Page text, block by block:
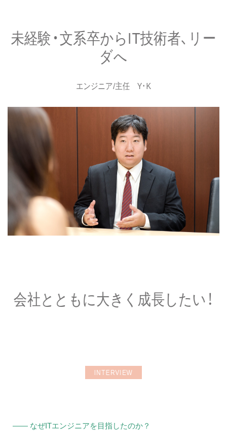
未経験・文系卒からIT技術者、リー
ダへ
エンジニア/主任 Y･K
会社とともに大きく成長したい！
INTERVIEW
—— なぜITエンジニアを目指したのか？